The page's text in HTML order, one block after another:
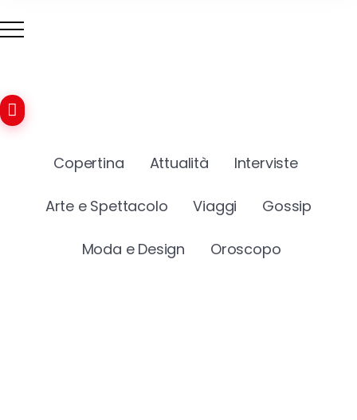
Copertina Attualità Interviste
Arte e Spettacolo Viaggi Gossip
Moda e Design Oroscopo